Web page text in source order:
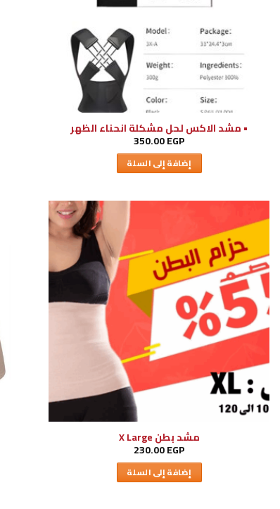
• مشد الاكس لحل مشكلة انحناء الظهر
350.00EGP
إضافة إلى السلة
مشد بطن X Large
230.00EGP
إضافة إلى السلة